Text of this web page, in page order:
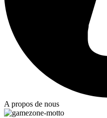
A propos de nous